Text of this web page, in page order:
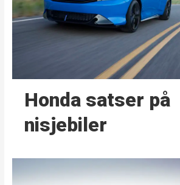
Honda satser på
nisjebiler